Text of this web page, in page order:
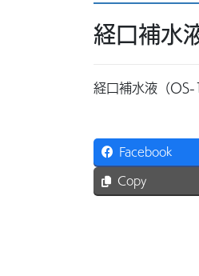
経口補水
経口補水液（OS-
Facebook
Copy